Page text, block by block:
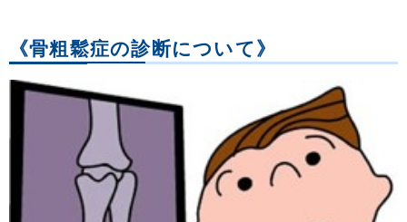
《骨粗鬆症の診断について》